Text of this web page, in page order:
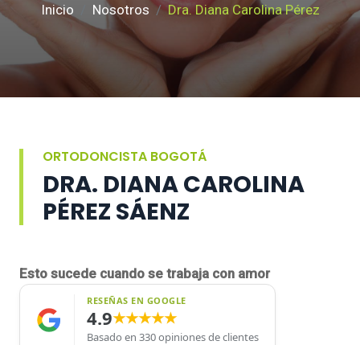
Inicio Nosotros Dra. Diana Carolina Pérez
ORTODONCISTA BOGOTÁ
DRA. DIANA CAROLINA
PÉREZ SÁENZ
Esto sucede cuando se trabaja con amor
RESEÑAS EN GOOGLE
4.9★★★★★
Basado en 330 opiniones de clientes